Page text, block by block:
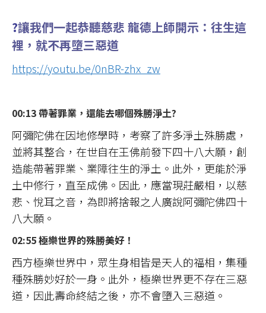
?讓我們一起恭聽慈悲 龍德上師開示：往生這
裡，就不再墮三惡道
https://youtu.be/0nBR-zhx_zw
00:13 帶著罪業，還能去哪個殊勝淨土?
阿彌陀佛在因地修學時，考察了許多淨土殊勝處，
並將其整合，在世自在王佛前發下四十八大願，創
造能帶著罪業、業障往生的淨土。此外，更能於淨
土中修行，直至成佛。因此，應當現莊嚴相，以慈
悲、悅耳之音，為即將捨報之人廣說阿彌陀佛四十
八大願。
02:55 極樂世界的殊勝美好！
西方極樂世界中，眾生身相皆是天人的福相，集種
種殊勝妙好於一身。此外，極樂世界更不存在三惡
道，因此壽命終結之後，亦不會墮入三惡道。